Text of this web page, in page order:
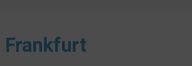
Frankfurt